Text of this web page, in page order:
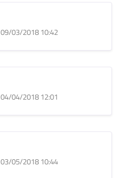
03/2018 10:42
04/2018 12:01
05/2018 10:44